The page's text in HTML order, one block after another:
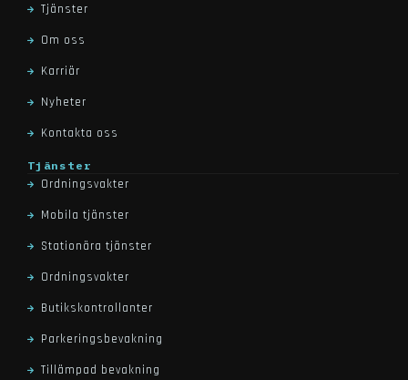
tjänster
om oss
karriär
nyheter
kontakta oss
tjänster
ordningsvakter
mobila tjänster
stationära tjänster
ordningsvakter
butikskontrollanter
parkeringsbevakning
tillämpad bevakning